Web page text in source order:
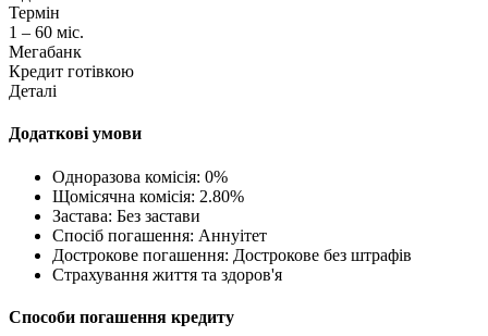
Термін
1 – 60 міс.
Мегабанк
Кредит готівкою
Деталі
Додаткові умови
Одноразова комісія: 0%
Щомісячна комісія: 2.80%
Застава: Без застави
Спосіб погашення: Aннуітет
Дострокове погашення: Дострокове без штрафів
Страхування життя та здоров'я
Способи погашення кредиту